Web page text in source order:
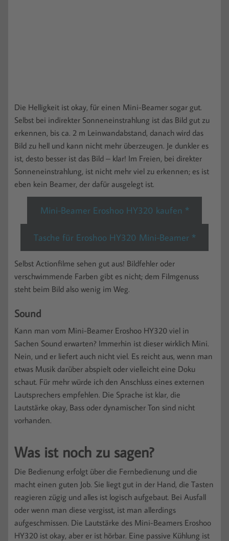
Die Helligkeit ist okay, für einen Mini-Beamer sogar gut.
Selbst bei indirekter Sonneneinstrahlung ist das Bild gut zu
erkennen, bis ca. 2 m Leinwandabstand, danach wird das
Bild zu hell und kann nicht mehr überzeugen. Je dunkler es
ist, desto besser ist das Bild – klar! Im Freien, bei direkter
Sonneneinstrahlung, ist nicht mehr viel zu erkennen; es ist
eben kein Beamer, der dafür ausgelegt ist.
Mini-Beamer Eroshoo HY320 kaufen *
Tasche für Eroshoo HY320 Mini-Beamer *
Selbst Actionfilme sehen gut aus! Bildfehler oder
verschwimmende Farben gibt es nicht; dem Filmgenuss
steht beim Bild also wenig im Weg.
Sound
Kann man vom Mini-Beamer Eroshoo HY320 viel in
Sachen Sound erwarten? Immerhin ist dieser wirklich Mini.
Nein, und er liefert auch nicht viel. Es reicht aus, wenn man
etwas Musik darüber abspielt oder vielleicht eine Doku
schaut. Für mehr würde ich den Anschluss eines externen
Lautsprechers empfehlen. Die Sprache ist klar, die
Lautstärke okay, Bass oder dynamischer Ton sind nicht
vorhanden.
Was ist noch zu sagen?
Die Bedienung erfolgt über die Fernbedienung und die
macht einen guten Job. Sie liegt gut in der Hand, die Tasten
reagieren zügig und alles ist logisch aufgebaut. Bei Ausfall
oder wenn man diese vergisst, ist man allerdings
aufgeschmissen. Die Lautstärke des Mini-Beamers Eroshoo
HY320 ist okay, aber er ist hörbar. Eine passive Kühlung ist